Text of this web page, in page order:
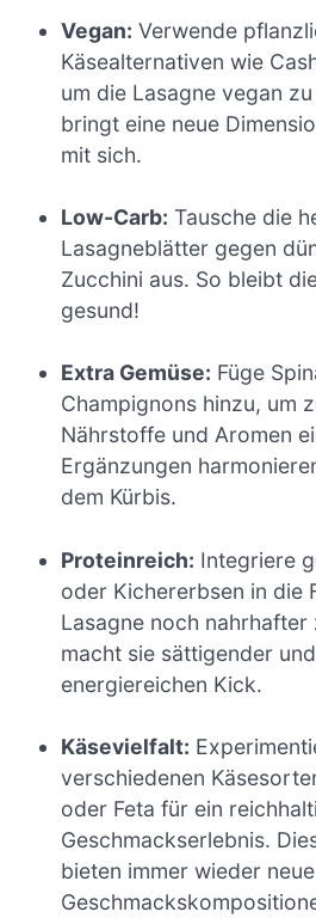
Vegan: Verwende
Käsealternativen wie
um die Lasagne vegan
bringt eine neue
mit sich.
Low-Carb: Tausche die
Lasagneblätter gegen
Zucchini aus. So bleibt
gesund!
Extra Gemüse: Füge
Champignons hinzu, um
Nährstoffe und Aromen
Ergänzungen
dem Kürbis.
Proteinreich: Integriere
oder Kichererbsen in die
Lasagne noch nahrhafter
macht sie sättigender
energiereichen Kick.
Käsevielfalt:
verschiedenen
oder Feta für ein
Geschmackserlebnis.
bieten immer wieder neue